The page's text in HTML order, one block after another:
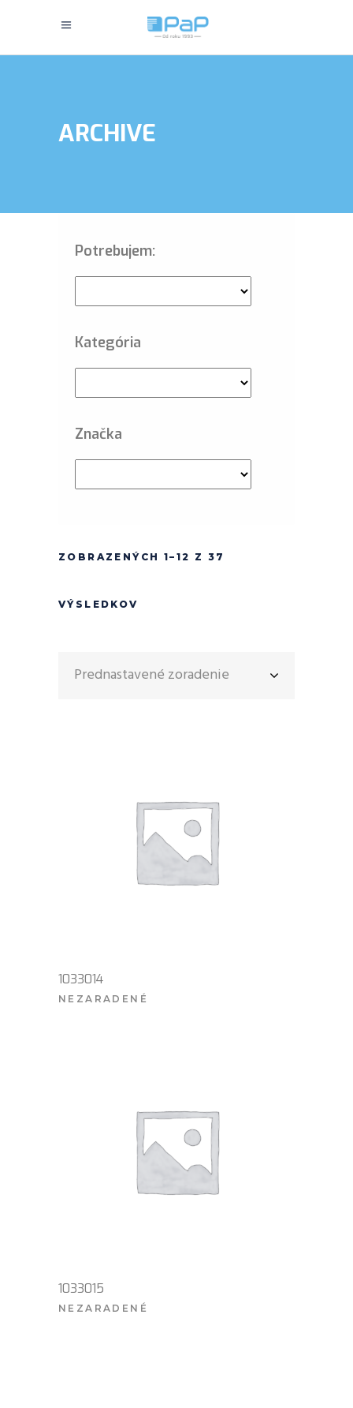
ARCHIVE
Potrebujem:
Kategória
Značka
ZOBRAZENÝCH 1–12 Z 37
VÝSLEDKOV
Prednastavené zoradenie
1033014
NEZARADENÉ
1033015
NEZARADENÉ